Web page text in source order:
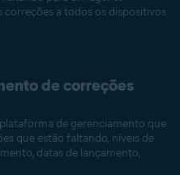
a todos os dispositivos
de correções
de gerenciamento que
que estão faltando, níveis de
datas de lançamento,